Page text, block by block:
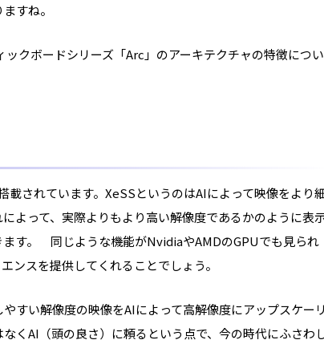
すね。
クボードシリーズ「Arc」のアーキテクチャの特徴につい
されています。XeSSというのはAIによって映像をより
よって、実際よりもより高い解像度であるかのように表
す。 同じような機能がNvidiaやAMDのGPUでも見られ
ンスを提供してくれることでしょう。
すい解像度の映像をAIによって高解像度にアップスケーリ
くAI（頭の良さ）に頼るという点で、今の時代にふさわ